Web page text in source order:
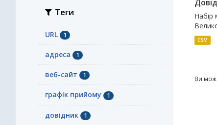
Теги
URL 1
адреса 1
веб-сайт 1
графік прийому 1
довідник 1
Набір
CSV
Ви